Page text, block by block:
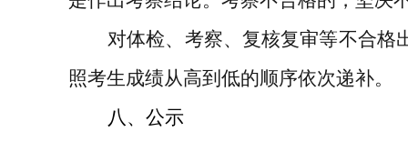
对体检、考察、复核复审等不合格
照考生成绩从高到低的顺序依次递补。
八、公示